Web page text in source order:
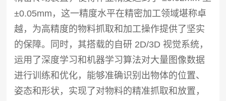
±0.05mm，这一精度水平在精密加工领域堪称卓
越，为高精度的物料抓取和加工操作提供了坚实
的保障。同时，其搭载的自研 2D/3D 视觉系统，
运用了深度学习和机器学习算法对大量图像数据
进行训练和优化，能够准确识别出物体的位置、
姿态和形状，实现了对物料的精准抓取和放置，